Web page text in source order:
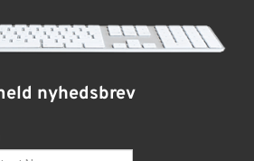
nyhedsbrev